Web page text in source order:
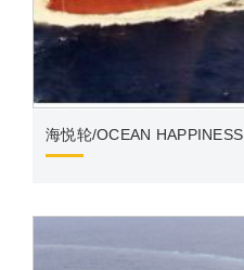
海悦轮/OCEAN HAPPINESS